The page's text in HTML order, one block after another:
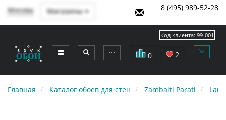
Москва Магазины 8 (495) 989-52-28
⋯ 0 2
Код клиента: 99-001
Главная Каталог обоев для стен Zambaiti Parati